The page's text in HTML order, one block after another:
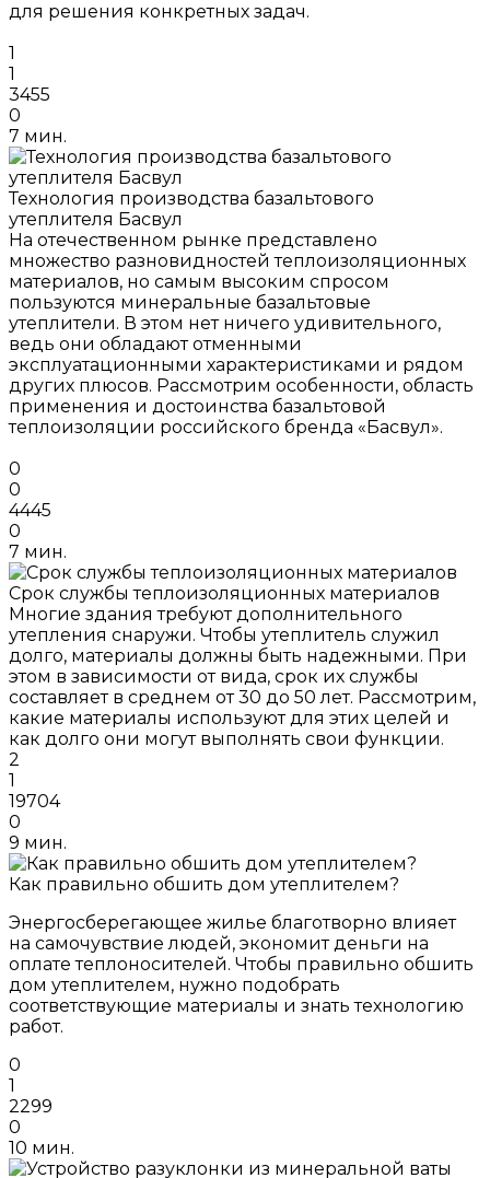
для решения конкретных задач.
1
1
3455
0
7 мин.
Технология производства базальтового
утеплителя Басвул
На отечественном рынке представлено
множество разновидностей теплоизоляционных
материалов, но самым высоким спросом
пользуются минеральные базальтовые
утеплители. В этом нет ничего удивительного,
ведь они обладают отменными
эксплуатационными характеристиками и рядом
других плюсов. Рассмотрим особенности, область
применения и достоинства базальтовой
теплоизоляции российского бренда «Басвул».
0
0
4445
0
7 мин.
Срок службы теплоизоляционных материалов
Многие здания требуют дополнительного
утепления снаружи. Чтобы утеплитель служил
долго, материалы должны быть надежными. При
этом в зависимости от вида, срок их службы
составляет в среднем от 30 до 50 лет. Рассмотрим,
какие материалы используют для этих целей и
как долго они могут выполнять свои функции.
2
1
19704
0
9 мин.
Как правильно обшить дом утеплителем?
Энергосберегающее жилье благотворно влияет
на самочувствие людей, экономит деньги на
оплате теплоносителей. Чтобы правильно обшить
дом утеплителем, нужно подобрать
соответствующие материалы и знать технологию
работ.
0
1
2299
0
10 мин.